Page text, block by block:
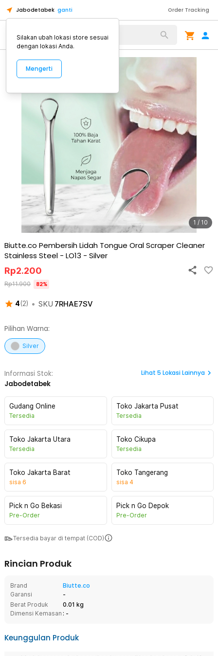
Jabodetabek ganti Order Tracking
Alat Kopi
1 / 10
Biutte.co Pembersih Lidah Tongue Oral Scraper Cleaner
Stainless Steel - LO13 - Silver
4(2) • SKU 7RHAE7SV
Rp2.200
Rp11.900 82%
Pilihan Warna:
Silver
Informasi Stok:
Jabodetabek
Lihat 5 Lokasi Lainnya
Gudang Online
Tersedia
Toko Jakarta Pusat
Tersedia
Toko Jakarta Utara
Tersedia
Toko Cikupa
Tersedia
Toko Jakarta Barat
sisa 6
Toko Tangerang
sisa 4
Pick n Go Bekasi
Pre-Order
Pick n Go Depok
Pre-Order
Tersedia bayar di tempat (COD)
Rincian Produk
Brand
Biutte.co
Garansi
-
Berat Produk
0.01 kg
Dimensi Kemasan : -
Keunggulan Produk
Silakan ubah lokasi store sesuai
dengan lokasi Anda.
Mengerti